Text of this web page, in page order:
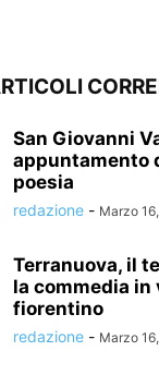
San Giovanni
appuntamento
poesia
redazione - Marzo
Terranuova, il
la commedia in
fiorentino
redazione - Marzo